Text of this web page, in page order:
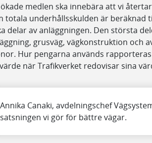
medlen ska innebära att vi
totala underhållsskulden är
delar av anläggningen. Den största
grusväg, vägkonstruktion och
Hur pengarna används
när Trafikverket redovisar sina
Annika Canaki, avdelningschef
satsningen vi gör för bättre vägar.